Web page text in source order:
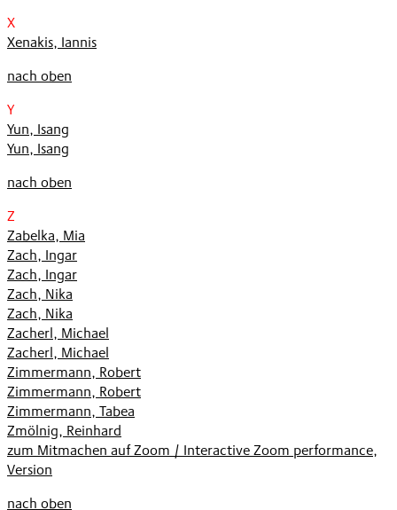
X
Xenakis, Iannis
nach oben
Y
Yun, Isang
Yun, Isang
nach oben
Z
Zabelka, Mia
Zach, Ingar
Zach, Ingar
Zach, Nika
Zach, Nika
Zacherl, Michael
Zacherl, Michael
Zimmermann, Robert
Zimmermann, Robert
Zimmermann, Tabea
Zmölnig, Reinhard
zum Mitmachen auf Zoom / Interactive Zoom performance,
Version
nach oben